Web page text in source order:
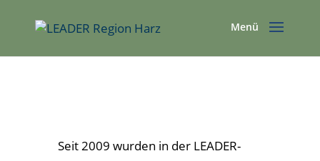
Seit 2009 wurden in der LEADER-